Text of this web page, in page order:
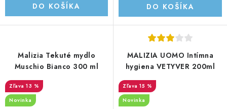
DO KOŠÍKA DO KOŠÍKA
Malizia Tekuté mydlo
Muschio Bianco 300 ml
13 %
Novinka
MALIZIA UOMO Intímna
hygiena VETYVER 200ml
15 %
Novinka